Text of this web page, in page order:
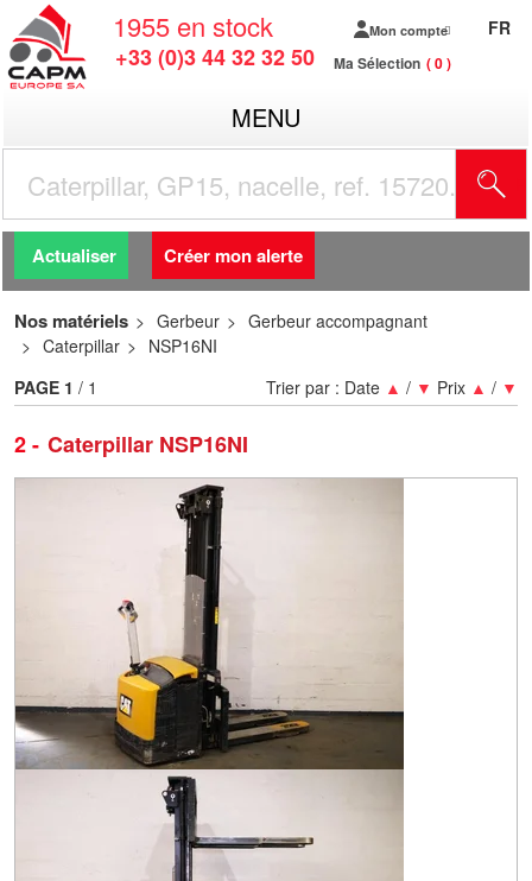
1955 en stock
+33 (0)3 44 32 32 50
Mon compte
Ma Sélection 0
FR
MENU
Actualiser Créer mon alerte
Nos matériels Gerbeur
Gerbeur accompagnant
Caterpillar
NSP16NI
2 Caterpillar NSP16NI
Trier par : Date ▲ / ▼ Prix ▲ / ▼
PAGE 1 / 1